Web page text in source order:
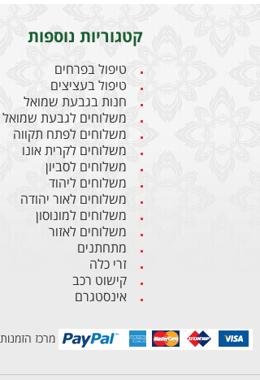
קטגוריות נוספות
טיפול בפרחים
טיפול בעציצים
חנות בגבעת שמואל
משלוחים לגבעת שמואל
משלוחים לפתח תקווה
משלוחים לקרית אונו
משלוחים לסביון
משלוחים ליהוד
משלוחים לאור יהודה
משלוחים למונוסון
משלוחים לאזור
מתחתנים
זרי כלה
קישוט רכב
אינסטגרם
מרכז הזמנות